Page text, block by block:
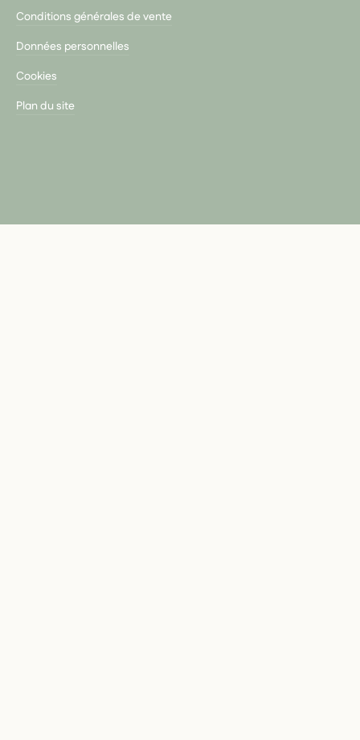
Conditions générales de vente
Données personnelles
Cookies
Plan du site